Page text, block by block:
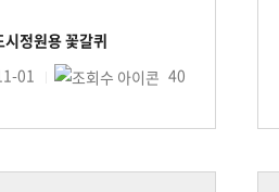
정원용 꽃갈퀴
01
40